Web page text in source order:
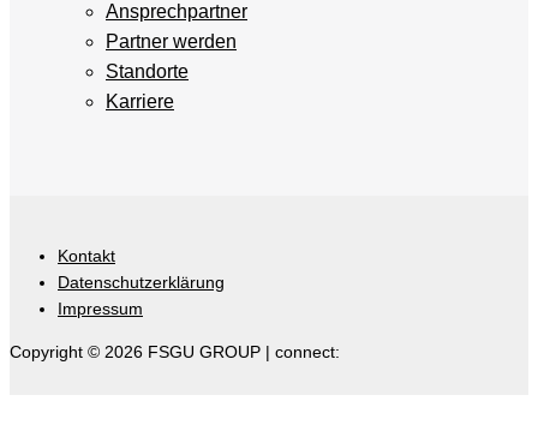
Ansprechpartner
Partner werden
Standorte
Karriere
Kontakt
Datenschutzerklärung
Impressum
Copyright © 2026 FSGU GROUP | connect: